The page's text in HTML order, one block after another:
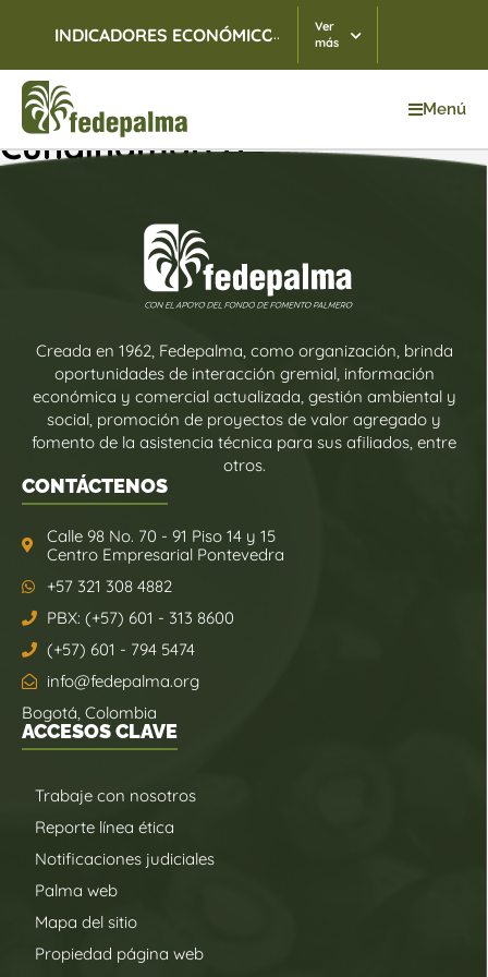
INDICADORES ECONÓMICOS TRM 07/08/2026
...
Ver
más
Menú
Cundinamarca
Creada en 1962, Fedepalma, como organización, brinda
oportunidades de interacción gremial, información
económica y comercial actualizada, gestión ambiental y
social, promoción de proyectos de valor agregado y
fomento de la asistencia técnica para sus afiliados, entre
otros.
CONTÁCTENOS
Calle 98 No. 70 - 91 Piso 14 y 15
Centro Empresarial Pontevedra
+57 321 308 4882
PBX: (+57) 601 - 313 8600
(+57) 601 - 794 5474
info@fedepalma.org
Bogotá, Colombia
ACCESOS CLAVE
Trabaje con nosotros
Reporte línea ética
Notificaciones judiciales
Palma web
Mapa del sitio
Propiedad página web